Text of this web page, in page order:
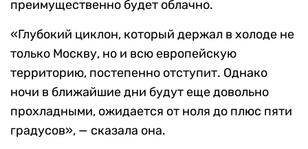
преимущественно будет облачно.
«Глубокий циклон, который держал в холоде не
только Москву, но и всю европейскую
территорию, постепенно отступит. Однако
ночи в ближайшие дни будут еще довольно
прохладными, ожидается от ноля до плюс пяти
градусов», — сказала она.